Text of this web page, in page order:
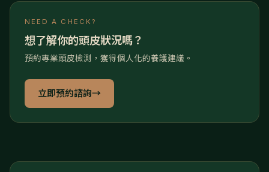
NEED A CHECK?
想了解你的頭皮狀況嗎？
預約專業頭皮檢測，獲得個人化的養護建議。
立即預約諮詢→